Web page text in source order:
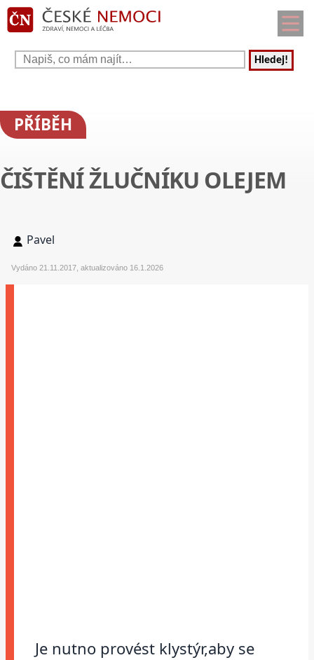
Hledej!
PŘÍBĚH
ČIŠTĚNÍ ŽLUČNÍKU OLEJEM
Pavel
Vydáno 21.11.2017, aktualizováno 16.1.2026
Je nutno provést klystýr,aby se